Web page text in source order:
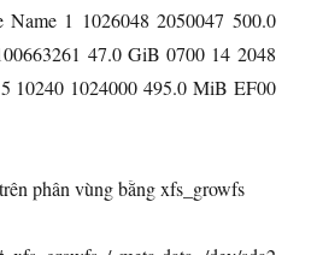
Name 1 1026048 2050047 500.0
47.0 GiB 0700 14 2048
10240 1024000 495.0 MiB EF00
phân vùng bằng xfs_growfs